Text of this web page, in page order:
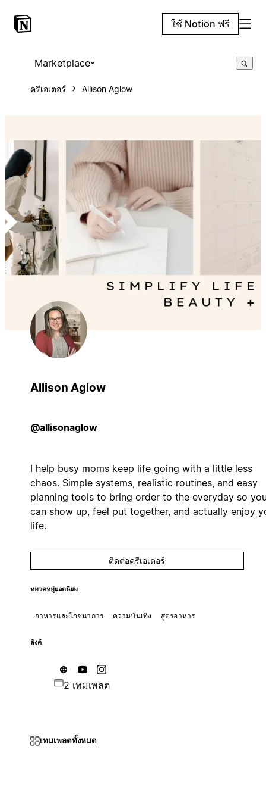
ใช้ Notion ฟรี
Marketplace
ครีเอเตอร์ Allison Aglow
Allison Aglow
@allisonaglow
I help busy moms keep life going with a little less
chaos. Simple systems, realistic routines, and easy
planning tools to bring order to the everyday so
can show up, feel put together, and actually enjoy
life.
ติดต่อครีเอเตอร์
หมวดหมู่ยอดนิยม
อาหารและโภชนาการ ความบันเทิง สูตรอาหาร
ลิงค์
2 เทมเพลต
เทมเพลตทั้งหมด